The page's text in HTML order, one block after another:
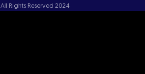
All Rights Reserved 2024